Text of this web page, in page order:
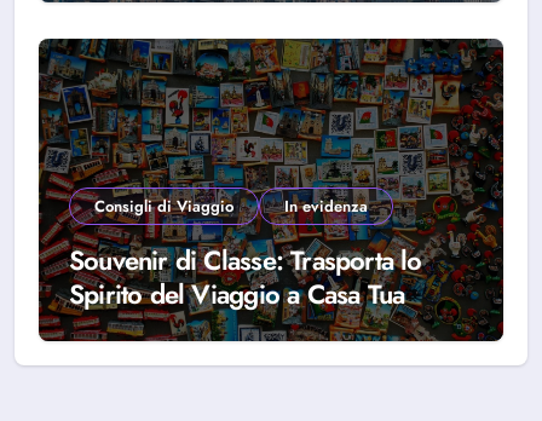
Consigli di Viaggio In evidenza
Souvenir di Classe: Trasporta lo
Spirito del Viaggio a Casa Tua